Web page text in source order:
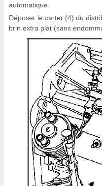
automatique.
Déposer le carter (4) du
brin extra plat (sans